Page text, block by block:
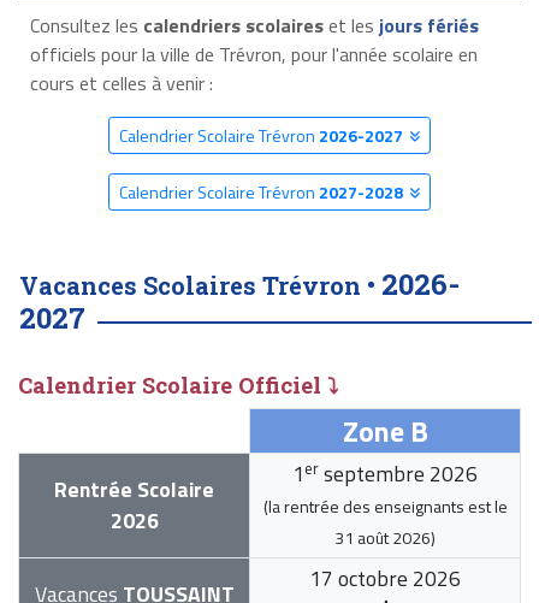
Consultez les calendriers scolaireset les jours fériés
officiels pour la ville de Trévron, pour l'année scolaire en
cours et celles à venir :
Calendrier Scolaire Trévron 2026-2027
Calendrier Scolaire Trévron 2027-2028
Vacances Scolaires Trévron • 2026-
2027
Calendrier Scolaire Officiel ⤵
Zone B
Rentrée Scolaire
2026
1 er septembre 2026
(la rentrée des enseignants est le
31 août 2026)
Vacances TOUSSAINT 17 octobre 2026